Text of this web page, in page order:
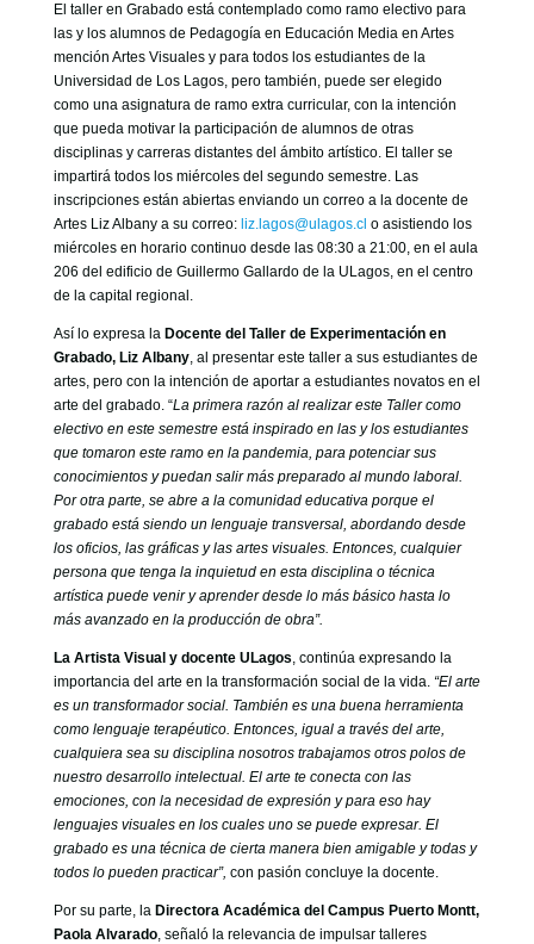
El taller en Grabado está contemplado como ramo electivo para
las y los alumnos de Pedagogía en Educación Media en Artes
mención Artes Visuales y para todos los estudiantes de la
Universidad de Los Lagos, pero también, puede ser elegido
como una asignatura de ramo extra curricular, con la intención
que pueda motivar la participación de alumnos de otras
disciplinas y carreras distantes del ámbito artístico. El taller se
impartirá todos los miércoles del segundo semestre. Las
inscripciones están abiertas enviando un correo a la docente de
Artes Liz Albany a su correo: liz.lagos@ulagos.cl o asistiendo los
miércoles en horario continuo desde las 08:30 a 21:00, en el aula
206 del edificio de Guillermo Gallardo de la ULagos, en el centro
de la capital regional.
Así lo expresa la Docente del Taller de Experimentación en
Grabado, Liz Albany, al presentar este taller a sus estudiantes de
artes, pero con la intención de aportar a estudiantes novatos en el
arte del grabado. “La primera razón al realizar este Taller como
electivo en este semestre está inspirado en las y los estudiantes
que tomaron este ramo en la pandemia, para potenciar sus
conocimientos y puedan salir más preparado al mundo laboral.
Por otra parte, se abre a la comunidad educativa porque el
grabado está siendo un lenguaje transversal, abordando desde
los oficios, las gráficas y las artes visuales. Entonces, cualquier
persona que tenga la inquietud en esta disciplina o técnica
artística puede venir y aprender desde lo más básico hasta lo
más avanzado en la producción de obra”.
La Artista Visual y docente ULagos, continúa expresando la
importancia del arte en la transformación social de la vida. “El arte
es un transformador social. También es una buena herramienta
como lenguaje terapéutico. Entonces, igual a través del arte,
cualquiera sea su disciplina nosotros trabajamos otros polos de
nuestro desarrollo intelectual. El arte te conecta con las
emociones, con la necesidad de expresión y para eso hay
lenguajes visuales en los cuales uno se puede expresar. El
grabado es una técnica de cierta manera bien amigable y todas y
todos lo pueden practicar”, con pasión concluye la docente.
Por su parte, la Directora Académica del Campus Puerto Montt,
Paola Alvarado, señaló la relevancia de impulsar talleres